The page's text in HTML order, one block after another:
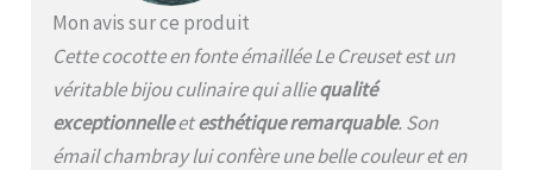
fonte émaillée avec bouton
élégant en acier inoxydable
Facile à utiliser et à
nettoyer : Pour tous types
de plaques de cuisson
(dont induction), fours et
Mon avis sur ce produit
Cette cocotte en fonte émaillée Le Creuset est un
véritable bijou culinaire qui alliequalité
exceptionnelleetesthétique remarquable. Son
émail chambray lui confère une belle couleur et en